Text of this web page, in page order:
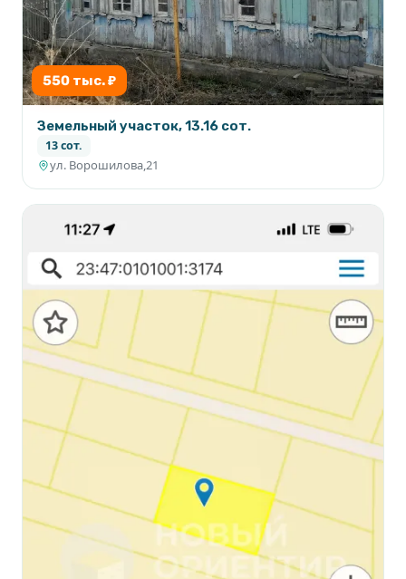
550 тыс. ₽
Земельный участок, 13.16 сот.
13 сот.
ул. Ворошилова,21